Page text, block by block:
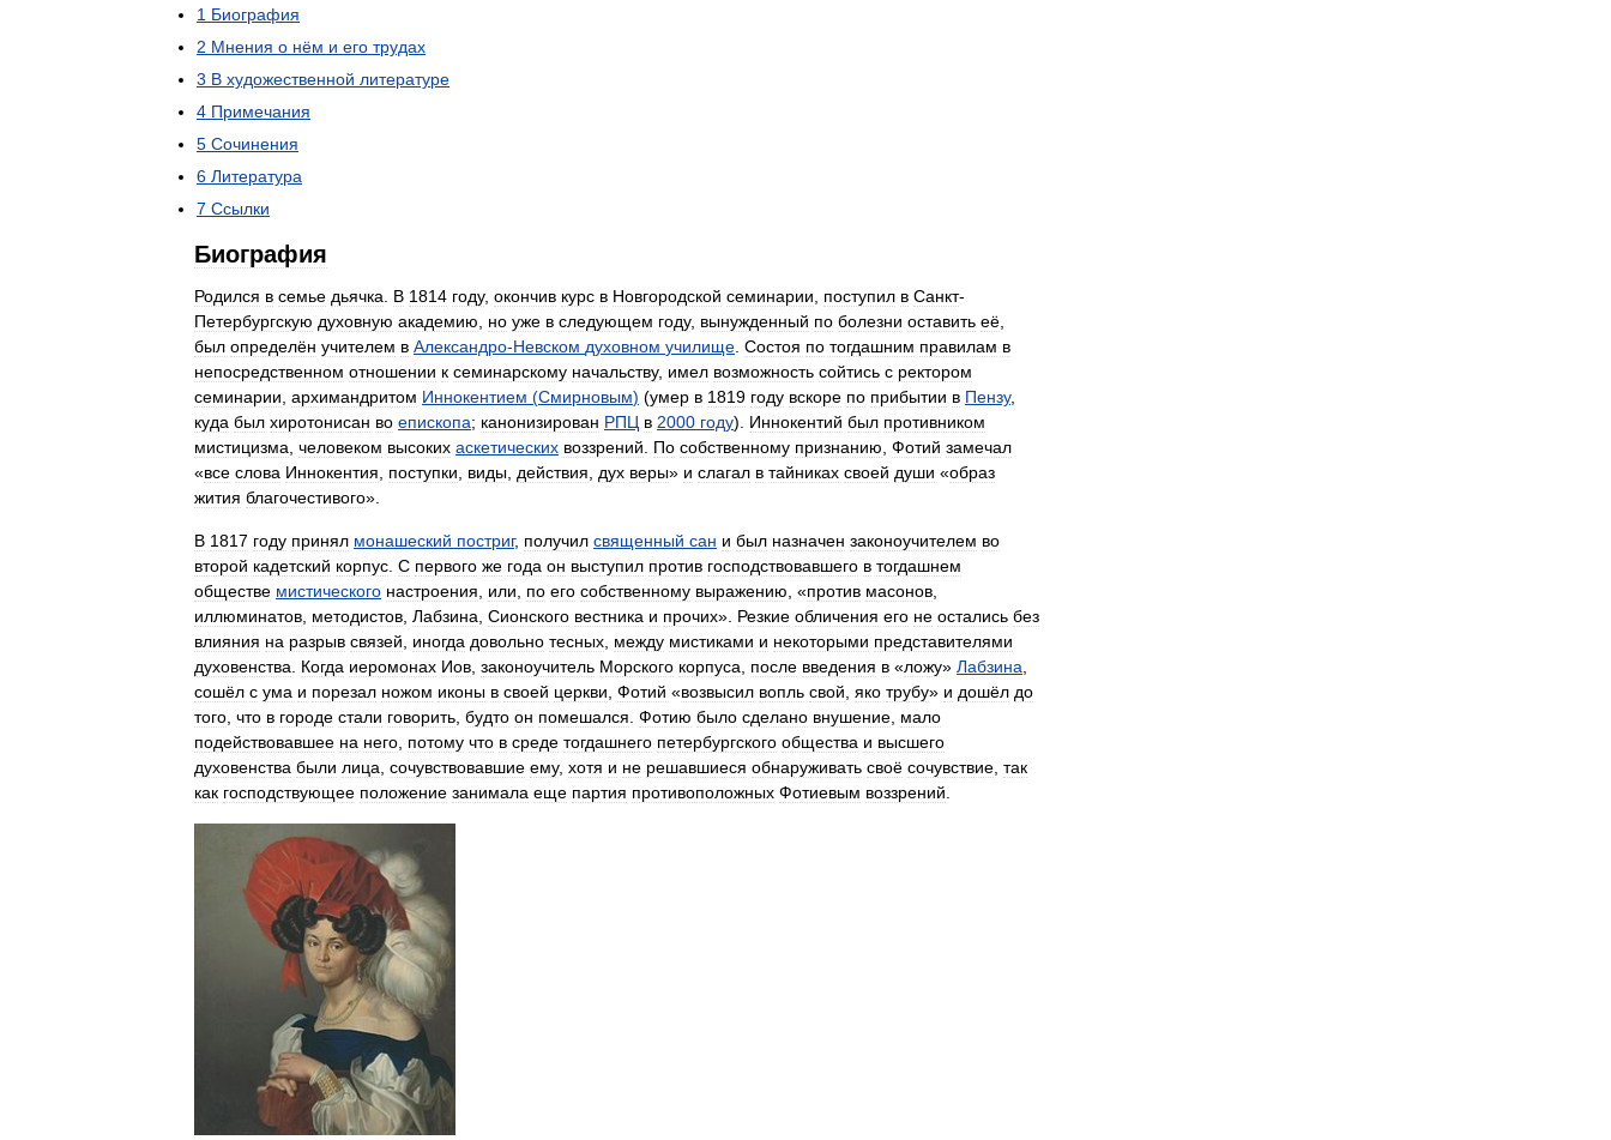
1 Биография
2 Мнения о нём и его трудах
3 В художественной литературе
4 Примечания
5 Сочинения
6 Литература
7 Ссылки
Биография
Родился в семье дьячка В 1814 году, окончив курс в Новгородской семинарии поступил в Санкт-
Петербургскую духовную академию но уже в следующем году, вынужденный по болезни оставить её
был определён учителем в Александро-Невском духовном училище Состоя по тогдашним правилам в
непосредственном отношении к семинарскому начальству, имел возможность сойтись с ректором
семинарии архимандритом Иннокентием (Смирновым) (умер в 1819 году вскоре по прибытии в Пензу,
куда был хиротонисан во епископа; канонизирован РПЦ в 2000 году). Иннокентий был противником
мистицизма человеком высоких аскетических воззрений По собственному признанию Фотий замечал
«все слова Иннокентия поступки виды действия дух веры» и слагал в тайниках своей души «образ
жития благочестивого».
В 1817 году принял монашеский постриг, получил священный сан и был назначен законоучителем во
второй кадетский корпус С первого же года он выступил против господствовавшего в тогдашнем
обществе мистического настроения или по его собственному выражению , «против масонов
иллюминатов методистов Лабзина Сионского вестника и прочих». Резкие обличения его не остались без
влияния на разрыв связей иногда довольно тесных между мистиками и некоторыми представителями
духовенства
Когда иеромонах Иов законоучитель Морского корпуса после введения в «ложу» Лабзина
сошёл с ума и порезал ножом иконы в своей церкви Фотий «возвысил вопль свой яко трубу» и дошёл до
того что в городе стали говорить будто он помешался Фотию было сделано внушение мало
подействовавшее на него потому что в среде тогдашнего петербургского общества и высшего
духовенства были лица сочувствовавшие ему, хотя и не решавшиеся обнаруживать своё сочувствие так
как господствующее положение занимала еще партия противоположных Фотиевым воззрений